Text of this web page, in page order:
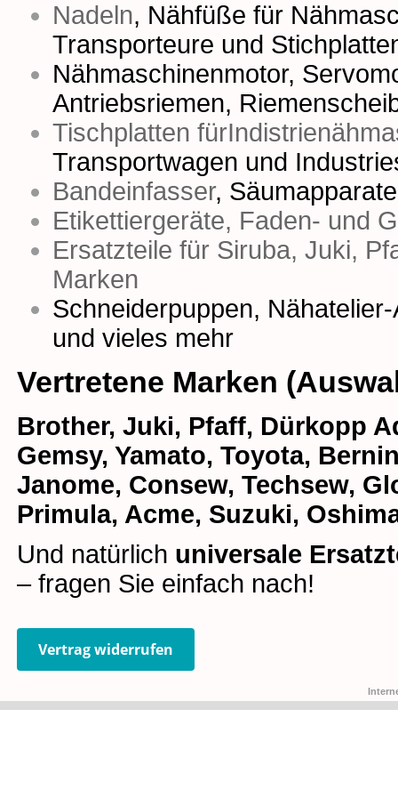
Nadeln, Nähfüße für
Transporteure und
Nähmaschinenmotor,
Antriebsriemen,
Tischplatten
Transportwagen und
Bandeinfasser, Säumapparate
Etikettiergeräte, Faden- und
Ersatzteile für Siruba, Juki,
Marken
Schneiderpuppen,
und vieles mehr
Vertretene Marken
Brother, Juki, Pfaff, Dürkopp
Gemsy, Yamato, Toyota,
Janome, Consew, Techsew,
Primula, Acme, Suzuki,
Und natürlich universale
– fragen Sie einfach nach!
Vertrag widerrufen